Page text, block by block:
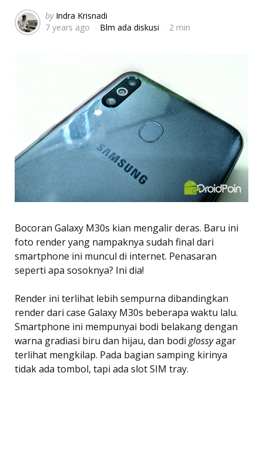
Posted
by
by Indra Krisnadi
7 years ago
Blm ada diskusi 2 min
Bocoran Galaxy M30s kian mengalir deras. Baru ini
foto render yang nampaknya sudah final dari
smartphone ini muncul di internet. Penasaran
seperti apa sosoknya? Ini dia!
Render ini terlihat lebih sempurna dibandingkan
render dari case Galaxy M30s beberapa waktu lalu.
Smartphone ini mempunyai bodi belakang dengan
warna gradiasi biru dan hijau, dan bodi glossyagar
terlihat mengkilap. Pada bagian samping kirinya
tidak ada tombol, tapi ada slot SIM tray.